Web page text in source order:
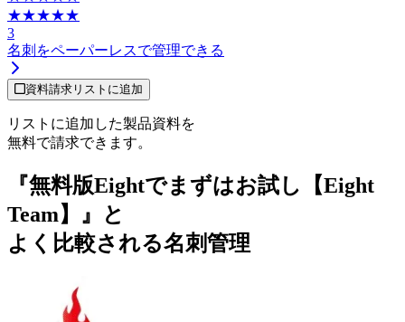
★★★★★
3
名刺をペーパーレスで管理できる
資料請求リストに追加
リストに追加した製品資料を
無料で請求できます。
『無料版Eightでまずはお試し【Eight
Team】』と
よく比較される名刺管理